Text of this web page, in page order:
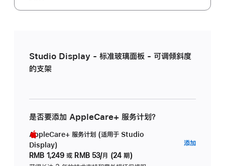
Studio Display - 标准玻璃面板 - 可调倾斜度
的支架
是否要添加 AppleCare+ 服务计划？
AppleCare+ 服务计划 (适用于 Studio
Display)
RMB 1,249 或 RMB 53/月 (24 期)
添加